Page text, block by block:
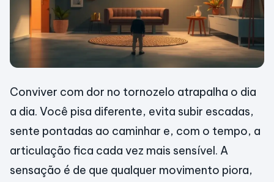
Conviver com dor no tornozelo atrapalha o dia
a dia. Você pisa diferente, evita subir escadas,
sente pontadas ao caminhar e, com o tempo, a
articulação fica cada vez mais sensível. A
sensação é de que qualquer movimento piora,